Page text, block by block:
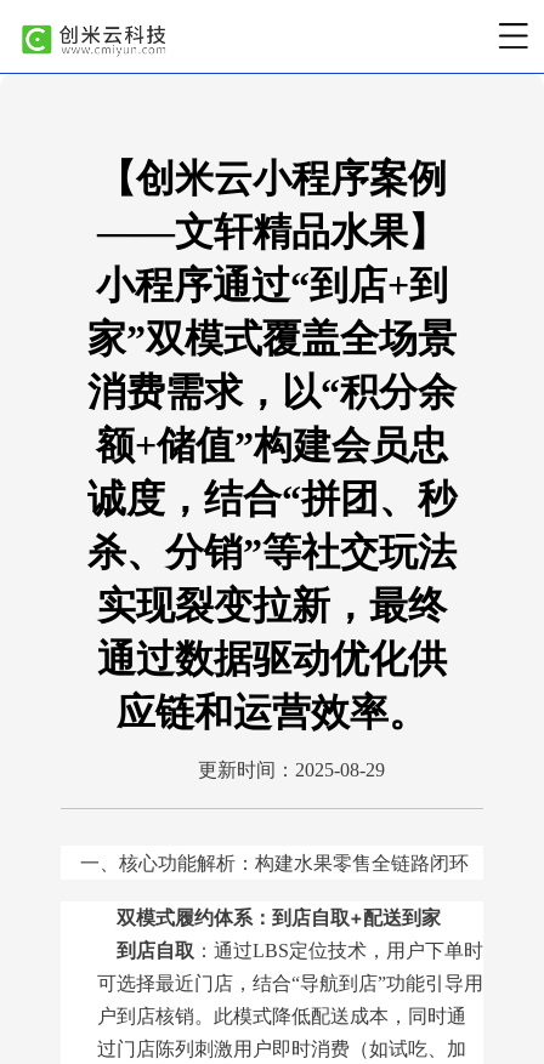
【创米云小程序案例
——文轩精品水果】
小程序通过“到店+到
家”双模式覆盖全场景
消费需求，以“积分余
额+储值”构建会员忠
诚度，结合“拼团、秒
杀、分销”等社交玩法
实现裂变拉新，最终
通过数据驱动优化供
应链和运营效率。
更新时间：2025-08-29
一、核心功能解析：构建水果零售全链路闭环
双模式履约体系：到店自取+配送到家
到店自取 ：通过LBS定位技术，用户下单时
可选择最近门店，结合“导航到店”功能引导用
户到店核销。此模式降低配送成本，同时通
过门店陈列刺激用户即时消费（如试吃、加